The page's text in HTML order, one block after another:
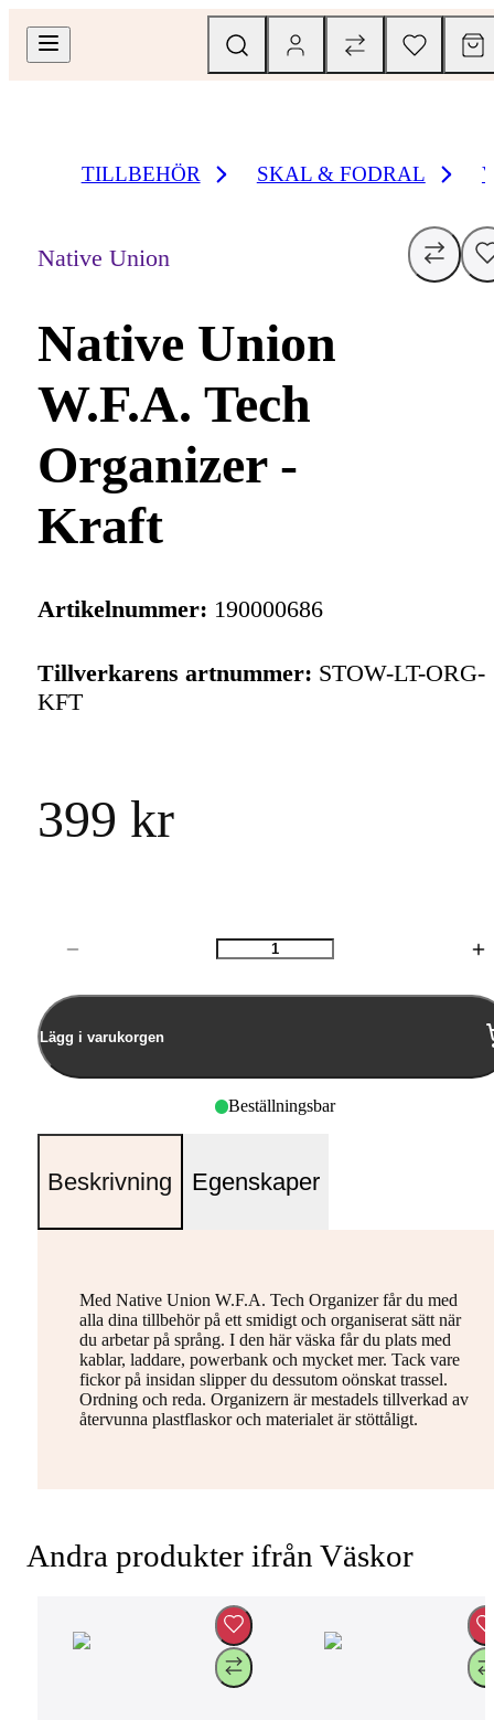
TILLBEHÖR SKAL & FODRAL
Native Union
Native Union
W.F.A. Tech
Organizer -
Kraft
Artikelnummer: 190000686
Tillverkarens artnummer: STOW-LT-ORG-
KFT
399 kr
Antal
Lägg i varukorgen
Beställningsbar
Beskrivning Egenskaper
Med Native Union W.F.A. Tech Organizer får du med
alla dina tillbehör på ett smidigt och organiserat sätt när
du arbetar på språng. I den här väska får du plats med
kablar, laddare, powerbank och mycket mer. Tack vare
fickor på insidan slipper du dessutom oönskat trassel.
Ordning och reda. Organizern är mestadels tillverkad av
återvunna plastflaskor och materialet är stöttåligt.
Andra produkter ifrån Väskor